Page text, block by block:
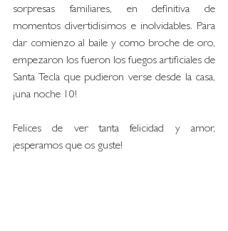
sorpresas familiares, en definitiva de
momentos divertidisimos e inolvidables. Para
dar comienzo al baile y como broche de oro,
empezaron los fueron los fuegos artificiales de
Santa Tecla que pudieron verse desde la casa,
¡una noche 10!
Felices de ver tanta felicidad y amor,
¡esperamos que os guste!